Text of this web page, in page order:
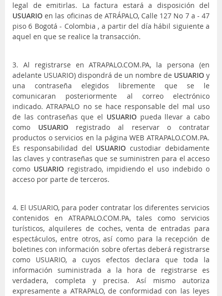
legal de emitirlas. La factura estará a disposición del
USUARIO en las oficinas de ATRÁPALO, Calle 127 No 7 a - 47
piso 6 Bogotá - Colombia , a partir del día hábil siguiente a
aquel en que se realice la transacción.
3. Al registrarse en ATRAPALO.COM.PA, la persona (en
adelante USUARIO) dispondrá de un nombre de USUARIO y
una contraseña elegidos libremente que se le
comunicaran posteriormente al correo electrónico
indicado. ATRAPALO no se hace responsable del mal uso
de las contraseñas que el USUARIOpueda llevar a cabo
como USUARIOregistrado al reservar o contratar
productos o servicios en la página WEB ATRAPALO.COM.PA.
Es responsabilidad del USUARIO custodiar debidamente
las claves y contraseñas que se suministren para el acceso
como USUARIOregistrado, impidiendo el uso indebido o
acceso por parte de terceros.
4. El USUARIO, para poder contratar los diferentes servicios
contenidos en ATRAPALO.COM.PA, tales como servicios
turísticos, alquileres de coches, venta de entradas para
espectáculos, entre otros, así como para la recepción de
boletines con información sobre ofertas deberá registrarse
como USUARIO, a cuyos efectos declara que toda la
información suministrada a la hora de registrarse es
verdadera, completa y precisa. Así mismo autoriza
expresamente a ATRAPALO, de conformidad con las leyes